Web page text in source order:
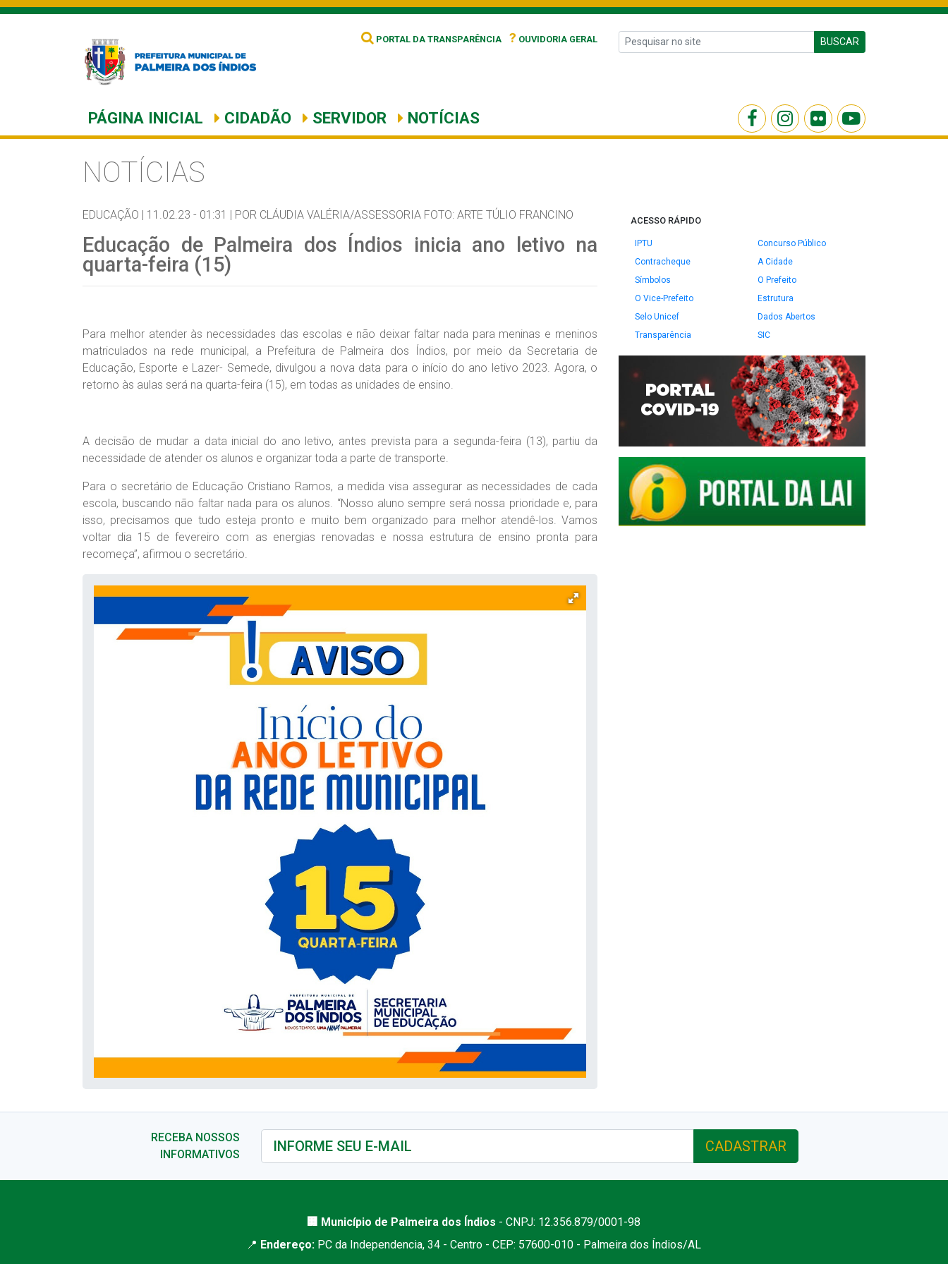
PORTAL DA TRANSPARÊNCIA ? OUVIDORIA GERAL BUSCAR
PÁGINA INICIAL CIDADÃO SERVIDOR NOTÍCIAS
NOTÍCIAS
EDUCAÇÃO | 11.02.23 - 01:31 | POR CLÁUDIA VALÉRIA/ASSESSORIA FOTO: ARTE TÚLIO FRANCINO
Educação de Palmeira dos Índios inicia ano letivo na
quarta-feira (15)
Para melhor atender às necessidades das escolas e não deixar faltar nada para meninas e meninos
matriculados na rede municipal, a Prefeitura de Palmeira dos Índios, por meio da Secretaria de
Educação, Esporte e Lazer- Semede, divulgou a nova data para o início do ano letivo 2023. Agora, o
retorno às aulas será na quarta-feira (15), em todas as unidades de ensino.
A decisão de mudar a data inicial do ano letivo, antes prevista para a segunda-feira (13), partiu da
necessidade de atender os alunos e organizar toda a parte de transporte.
Para o secretário de Educação Cristiano Ramos, a medida visa assegurar as necessidades de cada
escola, buscando não faltar nada para os alunos. “Nosso aluno sempre será nossa prioridade e, para
isso, precisamos que tudo esteja pronto e muito bem organizado para melhor atendê-los. Vamos
voltar dia 15 de fevereiro com as energias renovadas e nossa estrutura de ensino pronta para
recomeça”, afirmou o secretário.
ACESSO RÁPIDO
IPTU
Concurso Público
Contracheque
A Cidade
Símbolos
O Prefeito
O Vice-Prefeito
Estrutura
Selo Unicef
Dados Abertos
Transparência
SIC
RECEBA NOSSOS
INFORMATIVOS
CADASTRAR
🏢 Município de Palmeira dos Índios - CNPJ: 12.356.879/0001-98
📍 Endereço: PC da Independencia, 34 - Centro - CEP: 57600-010 - Palmeira dos Índios/AL